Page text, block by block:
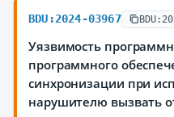
BDU:2024-03967
Уязвимость
программного
синхронизации при
нарушителю вызвать